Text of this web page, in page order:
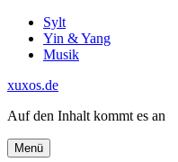
Sylt
Yin & Yang
Musik
xuxos.de
Auf den Inhalt kommt es an
Menü